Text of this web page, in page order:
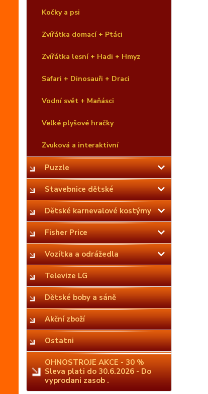
Kočky a psi
Zvířátka domací + Ptáci
Zvířátka lesní + Hadi + Hmyz
Safari + Dinosauři + Draci
Vodní svět + Maňásci
Velké plyšové hračky
Zvuková a interaktivní
Puzzle
Stavebnice dětské
Dětské karnevalové kostýmy
Fisher Price
Vozítka a odrážedla
Televize LG
Dětské boby a sáně
Akční zboží
Ostatni
OHNOSTROJE AKCE - 30 %
Sleva plati do 30.6.2026 - Do
vyprodani zasob .